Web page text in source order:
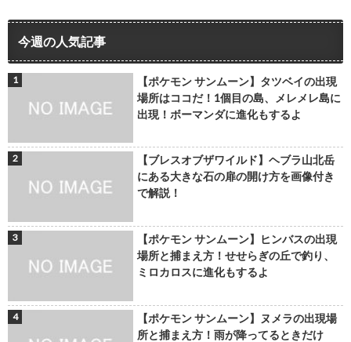
今週の人気記事
【ポケモン サンムーン】タツベイの出現
場所はココだ！1個目の島、メレメレ島に
出現！ボーマンダに進化もするよ
【ブレスオブザワイルド】ヘブラ山北岳
にある大きな石の扉の開け方を画像付き
で解説！
【ポケモン サンムーン】ヒンバスの出現
場所と捕まえ方！せせらぎの丘で釣り、
ミロカロスに進化もするよ
【ポケモン サンムーン】ヌメラの出現場
所と捕まえ方！雨が降ってるときだけ